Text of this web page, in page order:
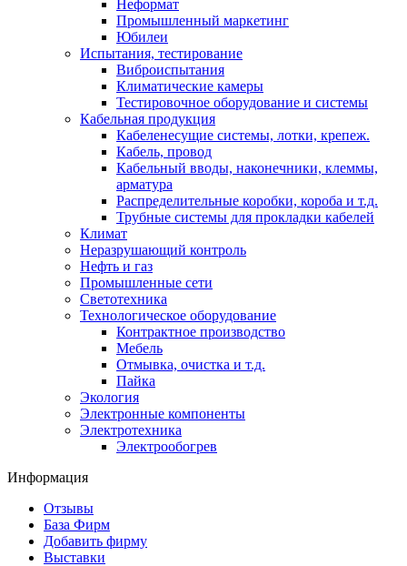
Неформат
Промышленный маркетинг
Юбилеи
Испытания, тестирование
Виброиспытания
Климатические камеры
Тестировочное оборудование и системы
Кабельная продукция
Кабеленесущие системы, лотки, крепеж.
Кабель, провод
Кабельный вводы, наконечники, клеммы,
арматура
Распределительные коробки, короба и т.д.
Трубные системы для прокладки кабелей
Климат
Неразрушающий контроль
Нефть и газ
Промышленные сети
Светотехника
Технологическое оборудование
Контрактное производство
Мебель
Отмывка, очистка и т.д.
Пайка
Экология
Электронные компоненты
Электротехника
Электрообогрев
Информация
Отзывы
База Фирм
Добавить фирму
Выставки